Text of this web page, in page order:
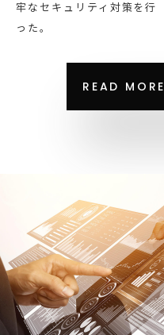
牢なセキュリティ対策を行
った。
READ MORE